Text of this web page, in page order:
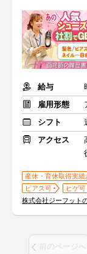
給与
雇用形態
シフト
アクセス
産休・育休取得実績
ピアス可
ヒゲ可
株式会社ジーフット
前のページへ